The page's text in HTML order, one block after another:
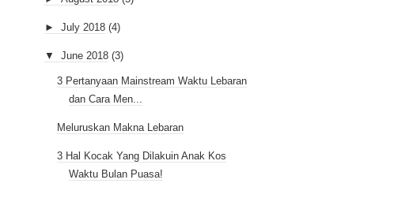
► July 2018 (4)
▼ June 2018 (3)
3 Pertanyaan Mainstream Waktu Lebaran
dan Cara Men...
Meluruskan Makna Lebaran
3 Hal Kocak Yang Dilakuin Anak Kos
Waktu Bulan Puasa!